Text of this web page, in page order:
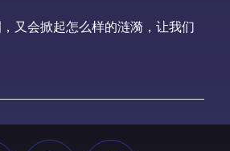
又会掀起怎么样的涟漪，让我们